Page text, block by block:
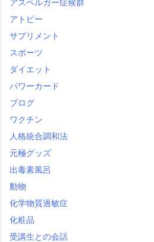
アスペルガー症候群
アトピー
サプリメント
スポーツ
ダイエット
パワーカード
ブログ
ワクチン
人格統合調和法
元極グッズ
出毒素風呂
動物
化学物質過敏症
化粧品
受講生との会話